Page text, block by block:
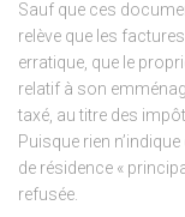
Sauf que ces
relève que les
erratique, que le
relatif à son
taxé, au titre des
Puisque rien
de résidence «
refusée.